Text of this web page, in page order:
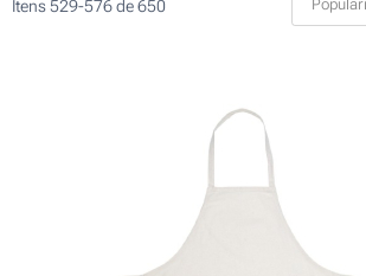
Itens529-576de650